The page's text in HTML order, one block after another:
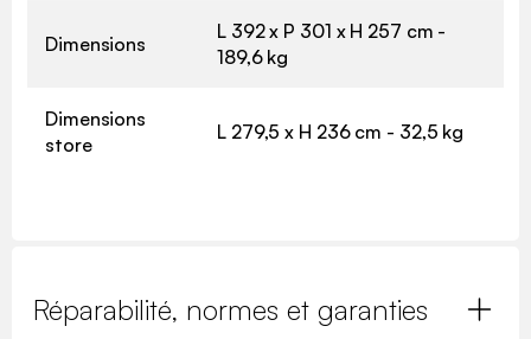
Dimensions
L 392 x P 301 x H 257 cm -
189,6 kg
Dimensions
store
L 279,5 x H 236 cm - 32,5 kg
Réparabilité, normes et garanties